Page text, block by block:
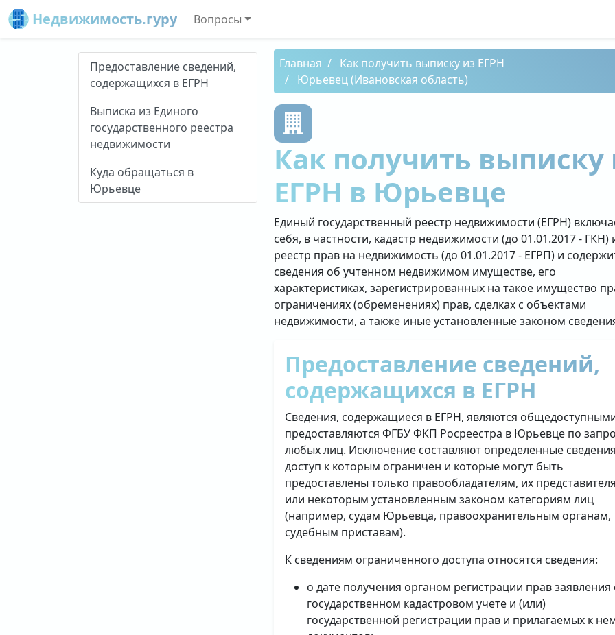
Недвижимость.гуру Вопросы
Предоставление сведений,
содержащихся в ЕГРН
Выписка из Единого
государственного реестра
недвижимости
Куда обращаться в
Юрьевце
Главная
Как получить выписку из ЕГРН
Юрьевец (Ивановская область)
Как получить выписку
ЕГРН в Юрьевце
Единый государственный реестр недвижимости (ЕГРН)
себя, в частности, кадастр недвижимости (до 01.01.2017 - ГКН)
реестр прав на недвижимость (до 01.01.2017 - ЕГРП) и
сведения об учтенном недвижимом имуществе, его
характеристиках, зарегистрированных на такое имущество
ограничениях (обременениях) прав, сделках с объектами
недвижимости, а также иные установленные законом
Предоставление сведений,
содержащихся в ЕГРН
Сведения, содержащиеся в ЕГРН, являются
предоставляются ФГБУ ФКП Росреестра в Юрьевце по
любых лиц. Исключение составляют определенные
доступ к которым ограничен и которые могут быть
предоставлены только правообладателям, их
или некоторым установленным законом категориям лиц
(например, судам Юрьевца, правоохранительным органам,
судебным приставам).
К сведениям ограниченного доступа относятся сведения:
о дате получения органом регистрации прав заявления
государственном кадастровом учете и (или)
государственной регистрации прав и прилагаемых к